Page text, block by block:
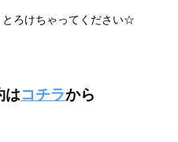
ろけちゃってください☆
はコチラから